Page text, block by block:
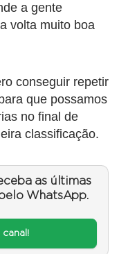
a gente
volta muito boa
conseguir repetir
que possamos
no final de
classificação.
as últimas
WhatsApp.